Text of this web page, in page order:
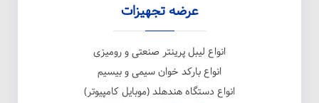
عرضه تجهیزات
انواع لیبل پرینتر صنعتی و رومیزی
انواع بارکد خوان سیمی و بیسیم
انواع دستگاه هندهلد (موبایل کامپیوتر)